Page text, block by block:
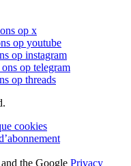
op x
op youtube
op instagram
op telegram
op threads
cookies
the Google Privacy